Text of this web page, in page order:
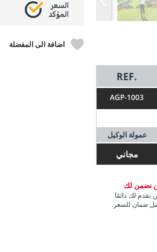
REF.
AGP-1003
عمولة الوكيل
مجاني
نضمن لك
نقدم لك دائمًا
ضمان للسعر.
اضافة الى المفضلة